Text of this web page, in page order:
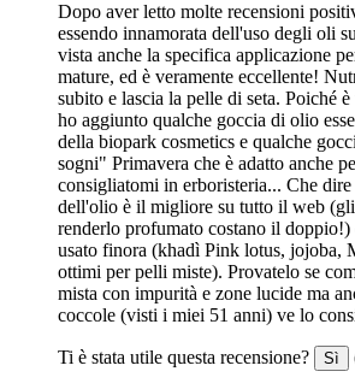
Dopo aver letto molte recensioni
essendo innamorata dell'uso degli oli
vista anche la specifica applicazione
mature, ed è veramente eccellente!
subito e lascia la pelle di seta. Poiché
ho aggiunto qualche goccia di olio
della biopark cosmetics e qualche
sogni" Primavera che è adatto anche
consigliatomi in erboristeria... Che
dell'olio è il migliore su tutto il web (gli
renderlo profumato costano il
usato finora (khadì Pink lotus, jojoba,
ottimi per pelli miste). Provatelo se
mista con impurità e zone lucide ma
coccole (visti i miei 51 anni) ve lo
Ti è stata utile questa recensione? Sì